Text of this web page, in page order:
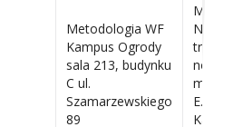
Metodologia WF
Kampus Ogrody
sala 213, budynku
C ul.
Szamarzewskiego
89
NKR-
nowe
E.